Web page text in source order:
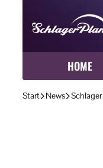
HOME
Start News